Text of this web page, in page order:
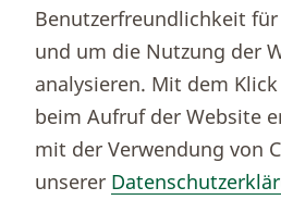
Börsenportal Yourmoney
Thurgauer Kantonalbank
Bankenclearingnr.
784
BIC (SWIFT)
KBTGCH22
Benutzerfreundlichkeit
und um die Nutzung der
analysieren. Mit dem
beim Aufruf der Website
mit der Verwendung von
unserer